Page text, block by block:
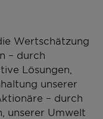
Wertschätzung
– durch
Lösungen,
unserer
– durch
unserer Umwelt